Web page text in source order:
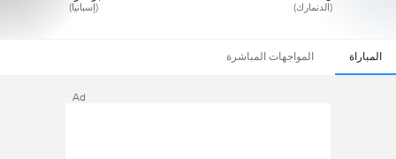
(الدنمارك) (إسبانيا)
المباراة المواجهات المباشرة
Ad